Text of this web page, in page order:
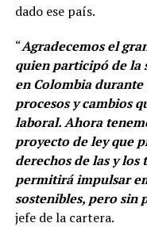
dado ese país.
“Agradecemos el
quien participó de la
en Colombia
procesos y cambios
laboral. Ahora
proyecto de ley que
derechos de las y los
permitirá impulsar
sostenibles, pero sin
jefe de la cartera.